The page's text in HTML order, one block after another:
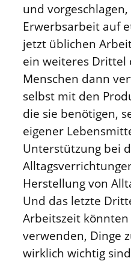
und
Erwerbsarbeit auf
jetzt üblichen
ein weiteres Drittel
Menschen dann
selbst mit den
die sie benötigen,
eigener
Unterstützung bei
Herstellung von
Und das letzte
Arbeitszeit
verwenden, Dinge
wirklich wichtig